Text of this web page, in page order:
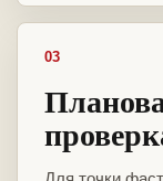
03